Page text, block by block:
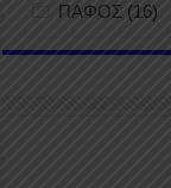
ΠΑΦΟΣ (16)